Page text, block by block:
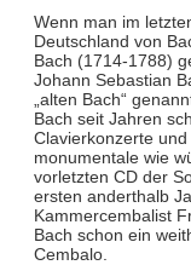
Wenn man im
Deutschland von
Bach (1714-1788)
Johann Sebastian
„alten Bach“
Bach seit Jahren
Clavierkonzerte
monumentale wie
vorletzten CD der
ersten anderthalb
Kammercembalist
Bach schon ein
Cembalo.